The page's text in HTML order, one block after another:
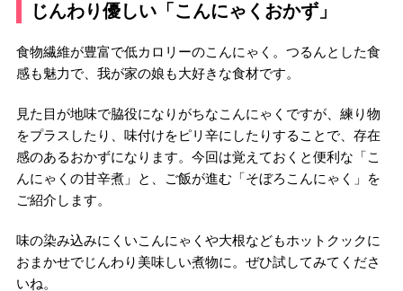
じんわり優しい「こんにゃくおかず」
食物繊維が豊富で低カロリーのこんにゃく。つるんとした食
感も魅力で、我が家の娘も大好きな食材です。
見た目が地味で脇役になりがちなこんにゃくですが、練り物
をプラスしたり、味付けをピリ辛にしたりすることで、存在
感のあるおかずになります。今回は覚えておくと便利な「こ
んにゃくの甘辛煮」と、ご飯が進む「そぼろこんにゃく」を
ご紹介します。
味の染み込みにくいこんにゃくや大根などもホットクックに
おまかせでじんわり美味しい煮物に。ぜひ試してみてくださ
いね。